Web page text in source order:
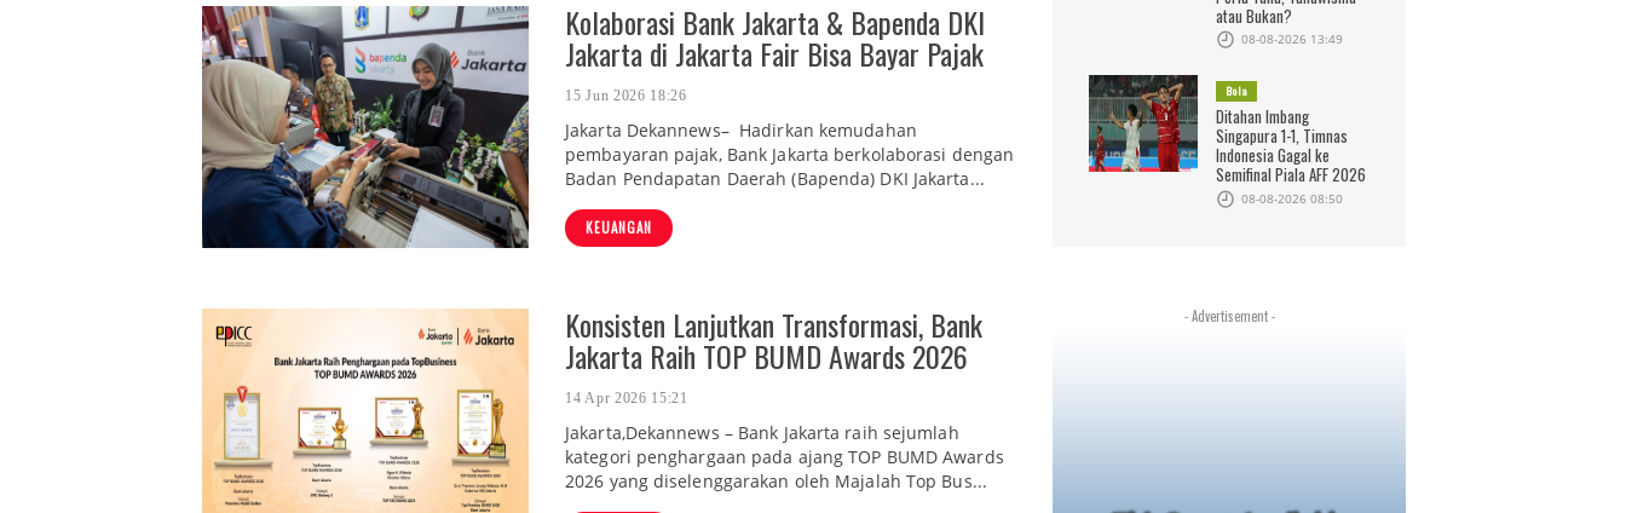
Kolaborasi Bank Jakarta & Bapenda DKI
Jakarta di Jakarta Fair Bisa Bayar Pajak
15 Jun 2026 18:26
Jakarta Dekannews– Hadirkan kemudahan
pembayaran pajak, Bank Jakarta berkolaborasi dengan
Badan Pendapatan Daerah (Bapenda) DKI Jakarta...
KEUANGAN
Konsisten Lanjutkan Transformasi, Bank
Jakarta Raih TOP BUMD Awards 2026
14 Apr 2026 15:21
Jakarta,Dekannews – Bank Jakarta raih sejumlah
kategori penghargaan pada ajang TOP BUMD Awards
2026 yang diselenggarakan oleh Majalah Top Bus...
atau Bukan?
08-08-2026 13:49
Bola
Ditahan Imbang
Singapura 1-1, Timnas
Indonesia Gagal ke
Semifinal Piala AFF 2026
08-08-2026 08:50
- Advertisement -